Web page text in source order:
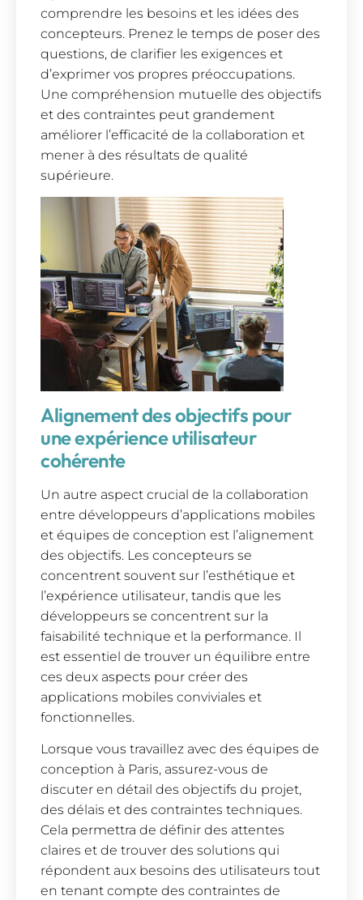
comprendre les besoins et les idées des
concepteurs. Prenez le temps de poser des
questions, de clarifier les exigences et
d’exprimer vos propres préoccupations.
Une compréhension mutuelle des objectifs
et des contraintes peut grandement
améliorer l’efficacité de la collaboration et
mener à des résultats de qualité
supérieure.
Alignement des objectifs pour
une expérience utilisateur
cohérente
Un autre aspect crucial de la collaboration
entre développeurs d’applications mobiles
et équipes de conception est l’alignement
des objectifs. Les concepteurs se
concentrent souvent sur l’esthétique et
l’expérience utilisateur, tandis que les
développeurs se concentrent sur la
faisabilité technique et la performance. Il
est essentiel de trouver un équilibre entre
ces deux aspects pour créer des
applications mobiles conviviales et
fonctionnelles.
Lorsque vous travaillez avec des équipes de
conception à Paris, assurez-vous de
discuter en détail des objectifs du projet,
des délais et des contraintes techniques.
Cela permettra de définir des attentes
claires et de trouver des solutions qui
répondent aux besoins des utilisateurs tout
en tenant compte des contraintes de